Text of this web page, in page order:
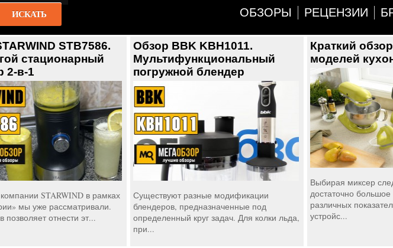
ИСКАТЬ ОБЗОРЫ РЕЦЕНЗИИ
STB7586.
стационарный
2-в-1
STARWIND в рамках
мы уже рассматривали.
позволяет отнести эт...
Обзор BBK KBH1011.
Мультифункциональный
погружной блендер
Существуют разные модификации
блендеров, предназначенные под
определенный круг задач. Для колки льда,
при...
Краткий
моделей
Выбирая миксер
достаточно большое
различных
устройс...